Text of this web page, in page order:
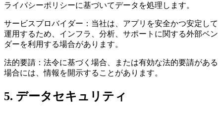
ライバシーポリシーに基づいてデータを処理します。
サービスプロバイダー：当社は、アプリを安全かつ安定して
運用するため、インフラ、分析、サポートに関する外部ベン
ダーを利用する場合があります。
法的要請：法令に基づく場合、または有効な法的要請がある
場合には、情報を開示することがあります。
5. データセキュリティ